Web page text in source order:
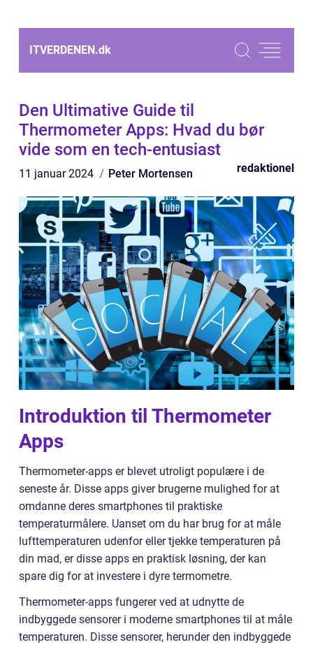
ITVERDENEN.dk
Den Ultimative Guide til
Thermometer Apps: Hvad du bør
vide som en tech-entusiast
11 januar 2024 Peter Mortensen redaktionel
Introduktion til Thermometer
Apps
Thermometer-apps er blevet utroligt populære i de
seneste år. Disse apps giver brugerne mulighed for at
omdanne deres smartphones til praktiske
temperaturmålere. Uanset om du har brug for at måle
lufttemperaturen udenfor eller tjekke temperaturen på
din mad, er disse apps en praktisk løsning, der kan
spare dig for at investere i dyre termometre.
Thermometer-apps fungerer ved at udnytte de
indbyggede sensorer i moderne smartphones til at måle
temperaturen. Disse sensorer, herunder den indbyggede